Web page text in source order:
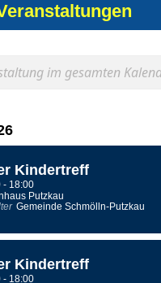
Kindertreff
- 18:00
Putzkau
Gemeinde Schmölln-Putzkau
Kindertreff
- 18:00